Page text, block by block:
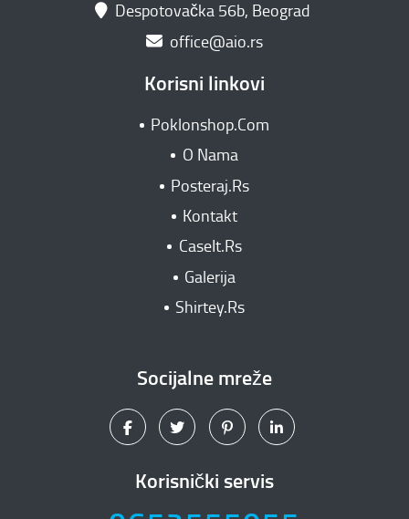
Despotovačka 56b, Beograd
office@aio.rs
Korisni linkovi
Poklonshop.Com
O Nama
Posteraj.Rs
Kontakt
CaseIt.Rs
Galerija
Shirtey.Rs
Socijalne mreže
Korisnički servis